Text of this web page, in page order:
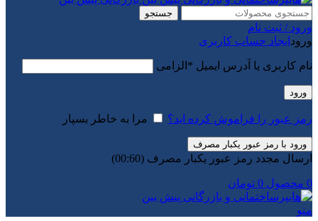
جستجو
ورود / ثبت نام
ورود ایجاد حساب کاربری
نام کاربری یا آدرس ایمیل * الزامی
ورود
رمز عبور را فراموش کرده اید؟ مرا به خاطر بسپار
ورود با رمز عبور یکبار مصرف
ارسال مجدد رمز عبور یکبار مصرف (00:
60
)
0 محصول 0 تومان
منو